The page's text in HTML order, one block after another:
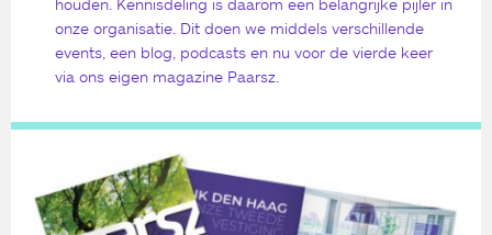
onze organisatie. Dit doen we middels verschillende
events, een blog, podcasts en nu voor de vierde keer
via ons eigen magazine Paarsz.